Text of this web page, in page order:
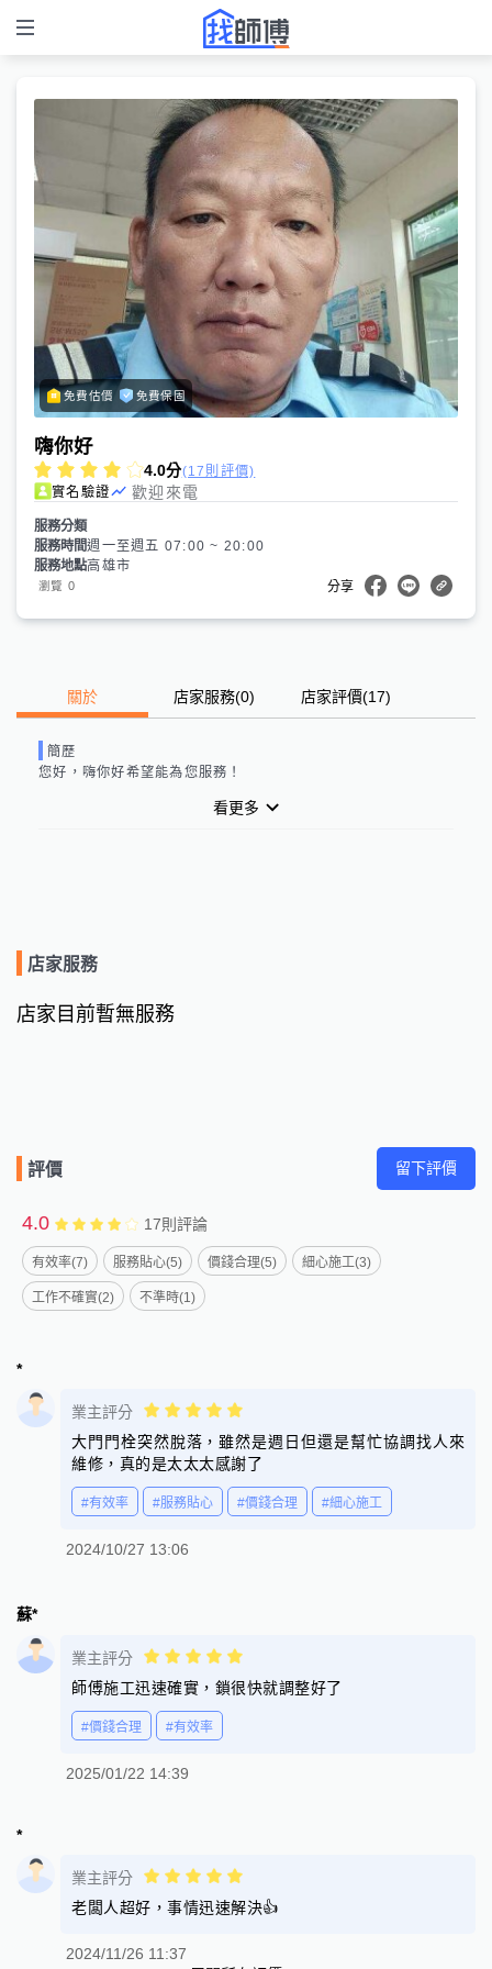
免費估價 免費保固
嗨你好
4.0分(17則評價)
實名驗證
歡迎來電
服務分類
服務時間週一至週五 07:00 ~ 20:00
服務地點高雄市
瀏覽 0 分享
關於 店家服務(0) 店家評價(17)
簡歷
您好，嗨你好希望能為您服務！
看更多
店家服務
店家目前暫無服務
評價 留下評價
4.0 17則評論
有效率(7) 服務貼心(5) 價錢合理(5) 細心施工(3)
工作不確實(2) 不準時(1)
*
業主評分
大門門栓突然脫落，雖然是週日但還是幫忙協調找人來
維修，真的是太太太感謝了
#有效率 #服務貼心 #價錢合理 #細心施工
2024/10/27 13:06
蘇*
業主評分
師傅施工迅速確實，鎖很快就調整好了
#價錢合理 #有效率
2025/01/22 14:39
*
業主評分
老闆人超好，事情迅速解決👍
2024/11/26 11:37